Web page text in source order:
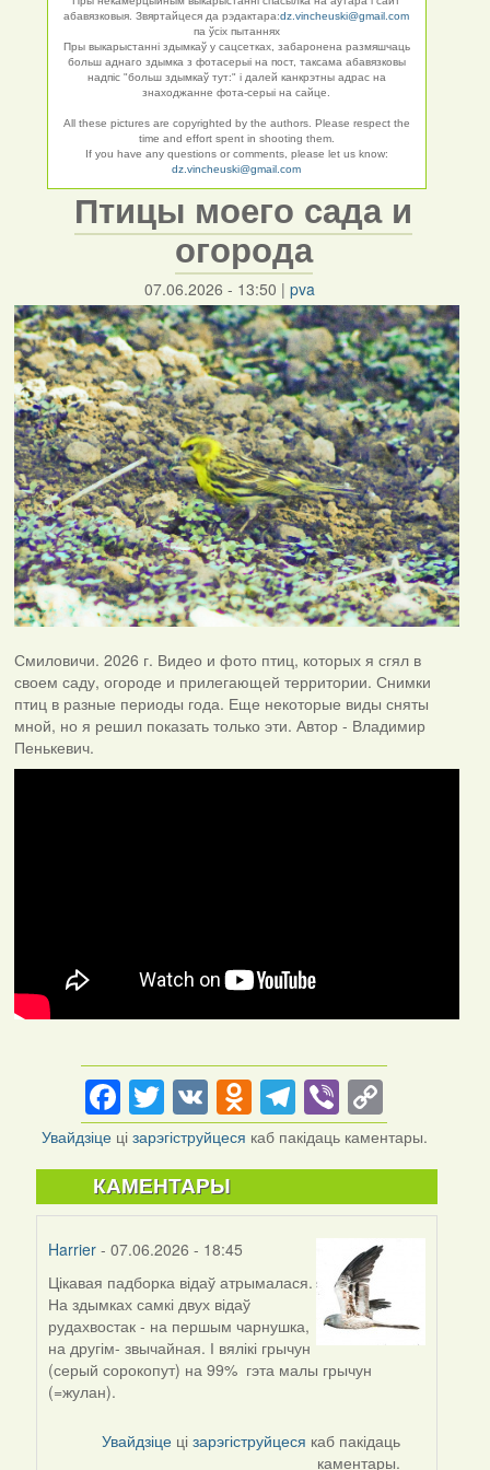
абавязковыя. Звяртайцеся да рэдактара:dz.vincheuski@gmail.com
па ўсіх пытаннях
Пры выкарыстанні здымкаў у сацсетках, забаронена размяшчаць
больш аднаго здымка з фотасерыі на пост, таксама абавязковы
надпіс "больш здымкаў тут:" і далей канкрэтны адрас на
знаходжанне фота-серыі на сайце.
All these pictures are copyrighted by the authors. Please respect the
time and effort spent in shooting them.
If you have any questions or comments, please let us know:
dz.vincheuski@gmail.com
Птицы моего сада и
огорода
07.06.2026 - 13:50 |pva
Смиловичи. 2026 г. Видео и фото птиц, которых я сгял в
своем саду, огороде и прилегающей территории. Снимки
птиц в разные периоды года. Еще некоторые виды сняты
мной, но я решил показать только эти. Автор - Владимир
Пенькевич.
Facebook
Twitter
VKOdnoklassniki
Telegram
Viber
Link
Увайдзіце цізарэгіструйцеся каб пакідаць каментары.
КАМЕНТАРЫ
Harrier - 07.06.2026 - 18:45
Цікавая падборка відаў атрымалася.
На здымках самкі двух відаў
рудахвостак - на першым чарнушка,
на другім- звычайная. І вялікі грычун
(серый сорокопут) на 99% гэта малы грычун
(=жулан).
Увайдзіце цізарэгіструйцеся каб пакідаць
каментары.